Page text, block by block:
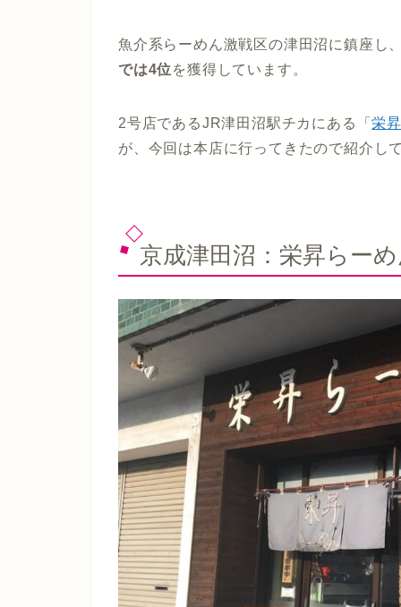
魚介系らーめん激戦区の津田沼に鎮座し
では4位を獲得しています。
2号店であるJR津田沼駅チカにある「栄
が、今回は本店に行ってきたので紹介し
京成津田沼：栄昇らー